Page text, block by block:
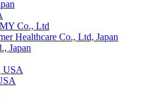
Co., Ltd
Healthcare Co., Ltd, Japan
Japan
USA